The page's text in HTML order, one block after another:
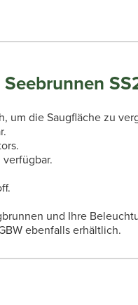
um die Saugfläche zu
und Ihre
ebenfalls erhältlich.